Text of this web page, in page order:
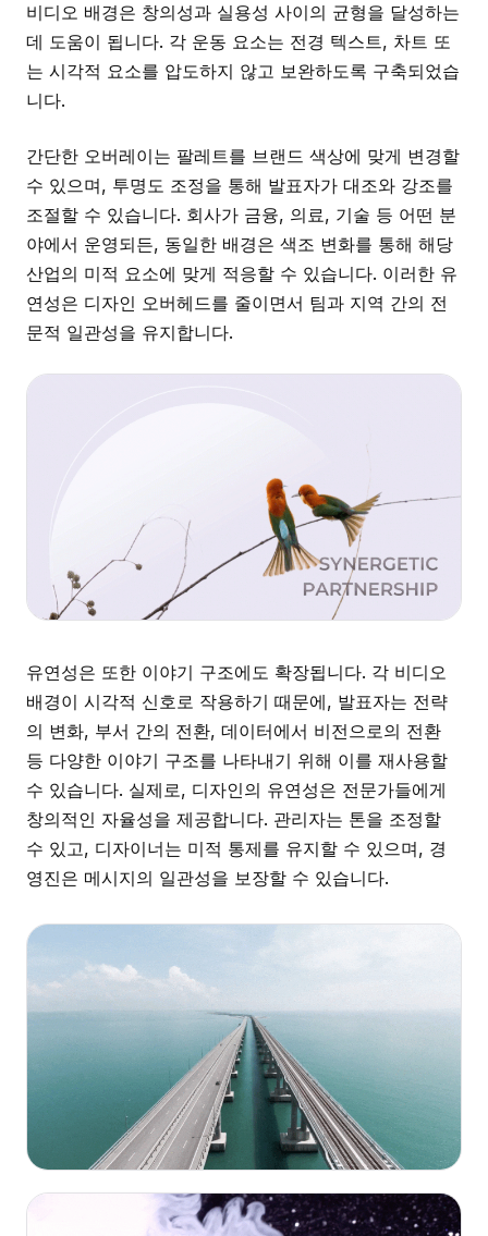
비디오 배경은 창의성과 실용성 사이의 균형을 달성하는
데 도움이 됩니다. 각 운동 요소는 전경 텍스트, 차트 또
는 시각적 요소를 압도하지 않고 보완하도록 구축되었습
니다.
간단한 오버레이는 팔레트를 브랜드 색상에 맞게 변경할
수 있으며, 투명도 조정을 통해 발표자가 대조와 강조를
조절할 수 있습니다. 회사가 금융, 의료, 기술 등 어떤 분
야에서 운영되든, 동일한 배경은 색조 변화를 통해 해당
산업의 미적 요소에 맞게 적응할 수 있습니다. 이러한 유
연성은 디자인 오버헤드를 줄이면서 팀과 지역 간의 전
문적 일관성을 유지합니다.
유연성은 또한 이야기 구조에도 확장됩니다. 각 비디오
배경이 시각적 신호로 작용하기 때문에, 발표자는 전략
의 변화, 부서 간의 전환, 데이터에서 비전으로의 전환
등 다양한 이야기 구조를 나타내기 위해 이를 재사용할
수 있습니다. 실제로, 디자인의 유연성은 전문가들에게
창의적인 자율성을 제공합니다. 관리자는 톤을 조정할
수 있고, 디자이너는 미적 통제를 유지할 수 있으며, 경
영진은 메시지의 일관성을 보장할 수 있습니다.